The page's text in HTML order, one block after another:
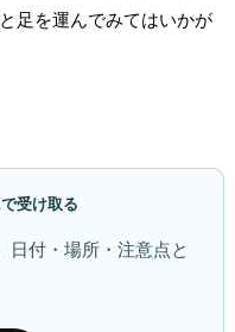
足を運んでみてはいかが
受け取る
日付・場所・注意点と